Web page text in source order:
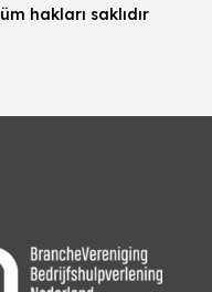
hakları saklıdır